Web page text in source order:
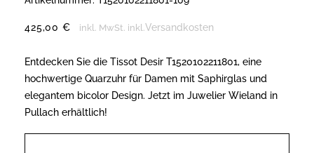
425,00 € inkl. MwSt. inkl. Versandkosten
Entdecken Sie die Tissot Desir T1520102211801, eine
hochwertige Quarzuhr für Damen mit Saphirglas und
elegantem bicolor Design. Jetzt im Juwelier Wieland in
Pullach erhältlich!